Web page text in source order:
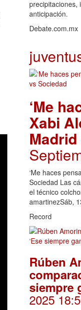
precipitaciones,
anticipación.
Debate.com.mx
‘Me
Xabi
‘Me haces
Sociedad Las
el técnico
amartinezSáb,
Record
Rúben
siempre
2025